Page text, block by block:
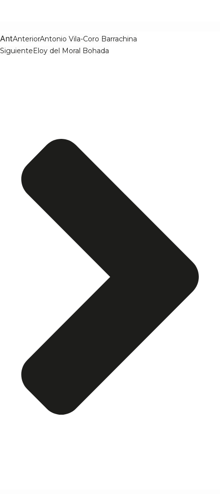
AntAnteriorAntonio Vila-Coro Barrachina
SiguienteEloy del Moral Bohada